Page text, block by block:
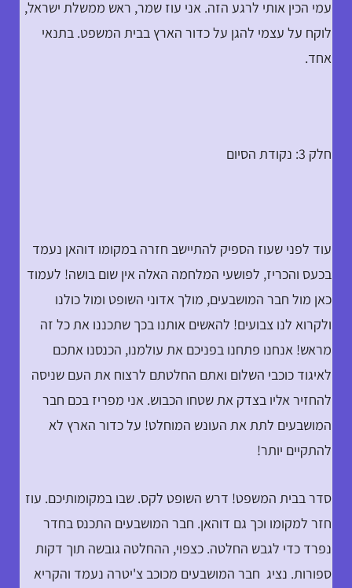
עמי הכין אותי לרגע הזה. אני עוז שמר, ראש ממשלת ישראל,
לוקח על עצמי להגן על כדור הארץ בבית המשפט. בתנאי
אחד.
חלק 3: נקודת הסיום
עוד לפני שעוז הספיק להתיישב חזרה במקומו דוהאן נעמד
בכעס והכריז, לפושעי המלחמה האלה אין שום בושה! לעמוד
כאן מול חבר המושבעים, מולך אדוני השופט ומול כולנו
ולקרוא לנו צבועים! להאשים אותנו בכך שתכננו את כל זה
מראש! אנחנו פתחנו בפניכם את עולמנו, הכנסנו אתכם
לאיגוד כוכבי השלום ואתם החלטתם לרצוח את העם שניסה
להחזיר אליו בצדק את שטחו הכבוש. אני מפריז בכם חבר
המושבעים לתת את העונש המוחלט! על כדור הארץ לא
להתקיים יותר!
סדר בבית המשפט! דרש השופט לקס. שבו במקומותיכם. עוז
חזר למקומו וכך גם דוהאן. חבר המושבעים התכנס בחדר
נפרד כדי לגבש החלטה. כצפוי, ההחלטה גובשה תוך דקות
ספורות. נציג חבר המושבעים מכוכב צ'יטרה נעמד והקריא